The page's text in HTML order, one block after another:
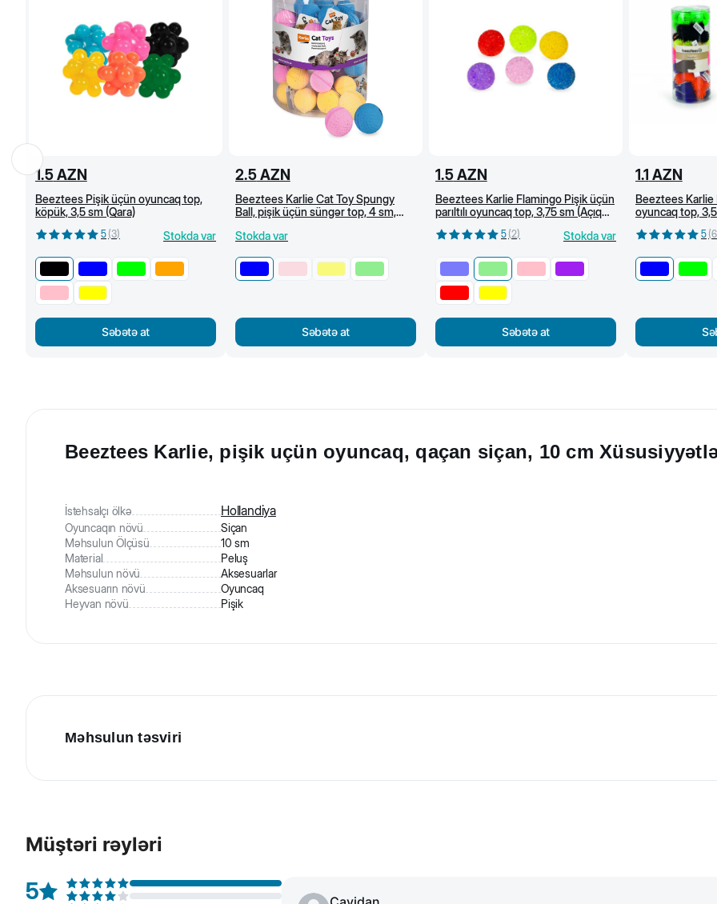
1.5 AZN
Beeztees Pişik üçün oyuncaq top,
köpük, 3,5 sm (Qara)
5 (3) Stokda var
Səbətə at
2.5 AZN
Beeztees Karlie Cat Toy Spungy
Ball, pişik üçün süngər top, 4 sm,
Stokda var
Səbətə at
1.5 AZN
Beeztees Karlie Flamingo Pişik üçün
parıltılı oyuncaq top, 3,75 sm (Açıq
5 (2) Stokda var
Səbətə at
1.1 AZN
Beeztees Karlie
oyuncaq top,
5 (6
Beeztees Karlie, pişik uçün oyuncaq, qaçan siçan, 10 cm
İstehsalçı ölkə Hollandiya
Oyuncaqın növü
Siçan
Məhsulun Ölçüsü
10 sm
Material
Peluş
Məhsulun növü
Aksesuarlar
Aksesuarın növü
Oyuncaq
Heyvan növü
Pişik
Məhsulun təsviri
Müştəri rəyləri
5